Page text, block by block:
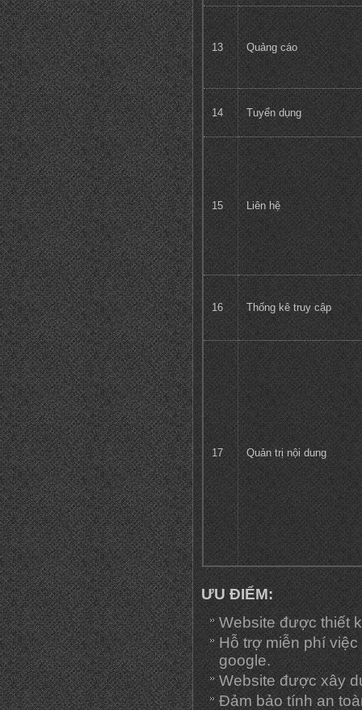
13 Quảng cáo
14 Tuyển dụng
15 Liên hệ
16 Thống kê truy cập
17 Quản trị nội dung
ƯU ĐIỂM:
Website được thiết
Hỗ trợ miễn phí
google.
Website được xây
Đảm bảo tính an